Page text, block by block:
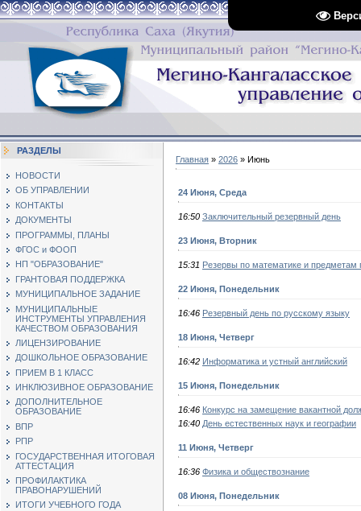
РАЗДЕЛЫ
НОВОСТИ
ОБ УПРАВЛЕНИИ
КОНТАКТЫ
ДОКУМЕНТЫ
ПРОГРАММЫ, ПЛАНЫ
ФГОС и ФООП
НП "ОБРАЗОВАНИЕ"
ГРАНТОВАЯ ПОДДЕРЖКА
МУНИЦИПАЛЬНОЕ ЗАДАНИЕ
МУНИЦИПАЛЬНЫЕ
ИНСТРУМЕНТЫ УПРАВЛЕНИЯ
КАЧЕСТВОМ ОБРАЗОВАНИЯ
ЛИЦЕНЗИРОВАНИЕ
ДОШКОЛЬНОЕ ОБРАЗОВАНИЕ
ПРИЕМ В 1 КЛАСС
ИНКЛЮЗИВНОЕ ОБРАЗОВАНИЕ
ДОПОЛНИТЕЛЬНОЕ
ОБРАЗОВАНИЕ
ВПР
РПР
ГОСУДАРСТВЕННАЯ ИТОГОВАЯ
АТТЕСТАЦИЯ
ПРОФИЛАКТИКА
ПРАВОНАРУШЕНИЙ
ИТОГИ УЧЕБНОГО ГОДА
Главная » 2026 » Июнь
24 Июня, Среда
16:50 Заключительный резервный день
23 Июня, Вторник
15:31 Резервы по математике и предметам
22 Июня, Понедельник
16:46 Резервный день по русскому языку
18 Июня, Четверг
16:42 Информатика и устный английский
15 Июня, Понедельник
16:46 Конкурс на замещение вакантной
16:40 День естественных наук и географии
11 Июня, Четверг
16:36 Физика и обществознание
08 Июня, Понедельник